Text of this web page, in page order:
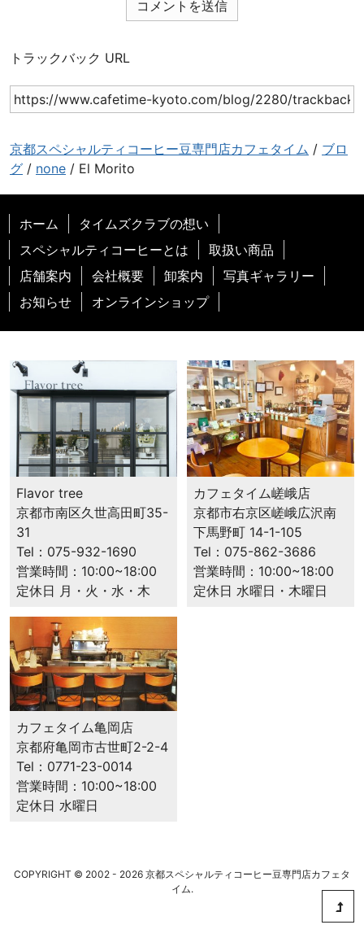
トラックバック URL
京都スペシャルティコーヒー豆専門店カフェタイム / ブロ
グ / none / El Morito
ホーム
タイムズクラブの想い
スペシャルティコーヒーとは
取扱い商品
店舗案内
会社概要 卸案内
写真ギャラリー
お知らせ
オンラインショップ
Flavor tree
京都市南区久世高田町35-
31
Tel：075-932-1690
営業時間：10:00~18:00
定休日 月・火・水・木
カフェタイム嵯峨店
京都市右京区嵯峨広沢南
下馬野町 14-1-105
Tel：075-862-3686
営業時間：10:00~18:00
定休日 水曜日・木曜日
カフェタイム⻲岡店
京都府⻲岡市古世町2-2-4
Tel：0771-23-0014
営業時間：10:00~18:00
定休日 水曜日
COPYRIGHT © 2002 - 2026 京都スペシャルティコーヒー豆専門店カフェタ
イム.